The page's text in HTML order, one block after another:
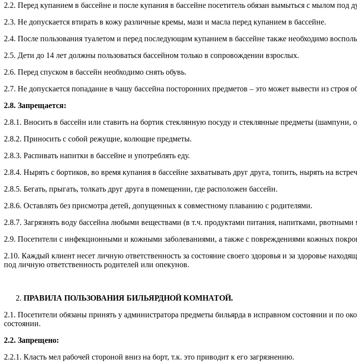
2.2. Перед купанием в бассейне и после купания в бассейне посетитель обязан вымыться с мылом под
2.3. Не допускается втирать в кожу различные кремы, мази и масла перед купанием в бассейне.
2.4. После пользования туалетом и перед последующим купанием в бассейне также необходимо
2.5. Дети до 14 лет должны пользоваться бассейном только в сопровождении взрослых.
2.6. Перед спуском в бассейн необходимо снять обувь.
2.7. Не допускается попадание в чашу бассейна посторонних предметов – это может вывести из строя
2.8. Запрещается:
2.8.1. Вносить в бассейн или ставить на бортик стеклянную посуду и стеклянные предметы
2.8.2. Приносить с собой режущие, колющие предметы.
2.8.3. Распивать напитки в бассейне и употреблять еду.
2.8.4. Нырять с бортиков, во время купания в бассейне захватывать друг друга, топить, нырять на
2.8.5. Бегать, прыгать, толкать друг друга в помещении, где расположен бассейн.
2.8.6. Оставлять без присмотра детей, допущенных к совместному плаванию с родителями.
2.8.7. Загрязнять воду бассейна любыми веществами (в т.ч. продуктами питания, напитками, рвотными
2.9. Посетители с инфекционными и кожными заболеваниями, а также с повреждениями кожных
2.10. Каждый клиент несет личную ответственность за состояние своего здоровья и за здоровье
под личную ответственность родителей или опекунов.
ПРАВИЛА ПОЛЬЗОВАНИЯ БИЛЬЯРДНОЙ КОМНАТОЙ.
2.1. Посетители обязаны принять у администратора предметы бильярда в исправном состоянии и по
состоянии.
2.2. Запрещено:
2.2.1. Класть мел рабочей стороной вниз на борт, т.к. это приводит к его загрязнению.